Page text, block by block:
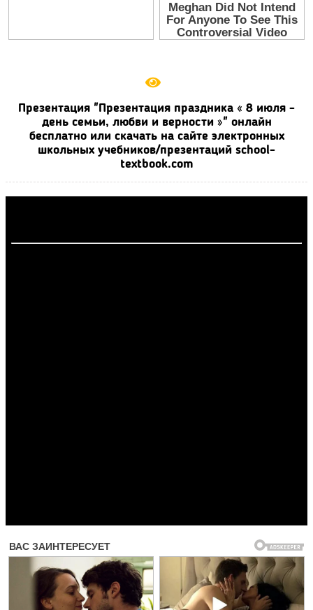
Презентация "Презентация праздника « 8 июля -
день семьи, любви и верности »" онлайн
бесплатно или скачать на сайте электронных
школьных учебников/презентаций school-
textbook.com